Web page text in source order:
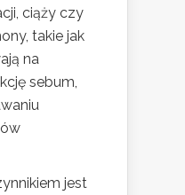
ciąży czy
takie jak
na
sebum,
jest